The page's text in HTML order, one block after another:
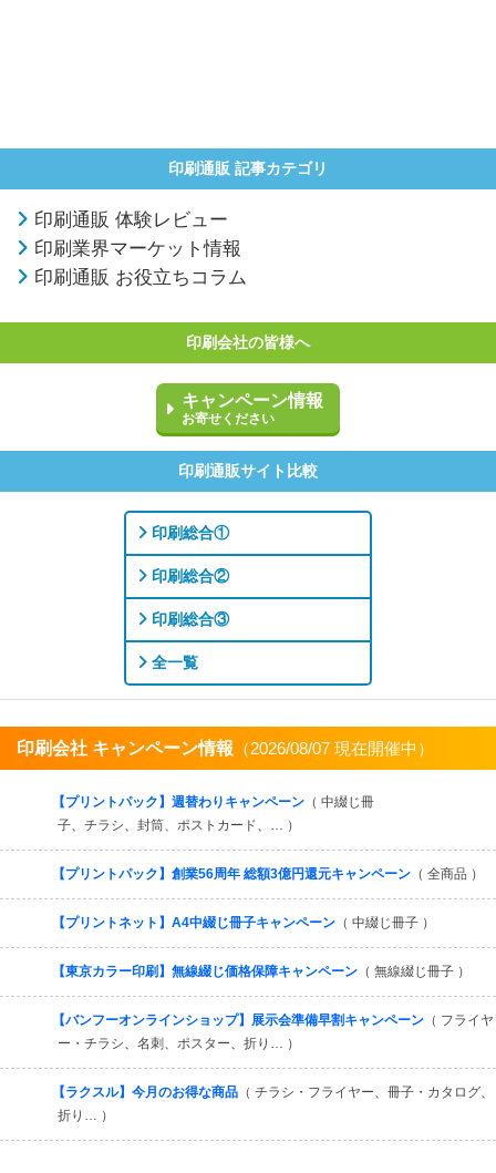
印刷通販 記事カテゴリ
印刷通販 体験レビュー
印刷業界マーケット情報
印刷通販 お役立ちコラム
印刷会社の皆様へ
キャンペーン情報
お寄せください
印刷通販サイト比較
印刷総合①
印刷総合②
印刷総合③
全一覧
印刷会社 キャンペーン情報 （2026/08/07 現在開催中）
【プリントパック】週替わりキャンペーン （ 中綴じ冊
子、チラシ、封筒、ポストカード、… ）
【プリントパック】創業56周年 総額3億円還元キャンペーン （ 全商品 ）
【プリントネット】A4中綴じ冊子キャンペーン （ 中綴じ冊子 ）
【東京カラー印刷】無線綴じ価格保障キャンペーン （ 無線綴じ冊子 ）
【バンフーオンラインショップ】展示会準備早割キャンペーン （ フライヤ
ー・チラシ、名刺、ポスター、折り… ）
【ラクスル】今月のお得な商品 （ チラシ・フライヤー、冊子・カタログ、
折り… ）